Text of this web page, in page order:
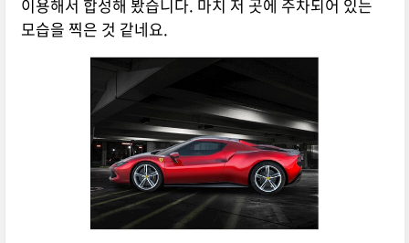
이용해서 합성해 봤습니다. 마치 저 곳에 주차되어 있는
모습을 찍은 것 같네요.